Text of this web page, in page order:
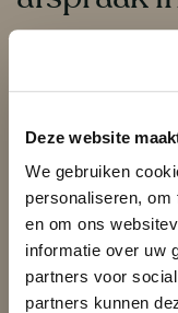
Deze website
We gebruiken
personaliseren,
en om ons
informatie over uw
partners voor
partners kunnen
Geniet van een
reserveer vandaag
delen met familie of
Reserveer